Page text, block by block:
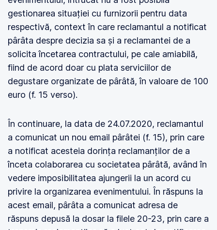
gestionarea situației cu furnizorii pentru data
respectivă, context în care reclamantul a notificat
pârâta despre decizia sa și a reclamantei de a
solicita încetarea contractului, pe cale amiabilă,
fiind de acord doar cu plata serviciilor de
degustare organizate de pârâtă, în valoare de 100
euro (f. 15 verso).
În continuare, la data de 24.07.2020, reclamantul
a comunicat un nou email pârâtei (f. 15), prin care
a notificat acesteia dorința reclamanților de a
înceta colaborarea cu societatea pârâtă, având în
vedere imposibilitatea ajungerii la un acord cu
privire la organizarea evenimentului. În răspuns la
acest email, pârâta a comunicat adresa de
răspuns depusă la dosar la filele 20-23, prin care a